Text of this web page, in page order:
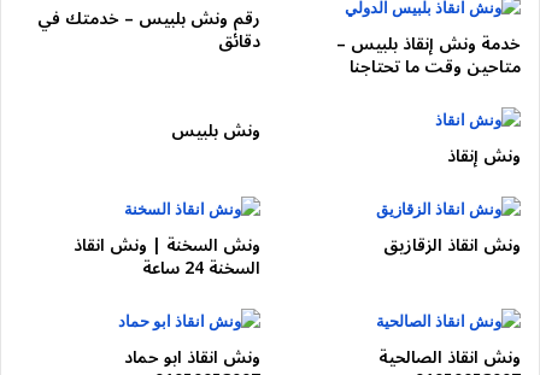
خدمة ونش إنقاذ بلبيس –
متاحين وقت ما تحتاجنا
رقم ونش بلبيس – خدمتك في
دقائق
ونش إنقاذ
ونش بلبيس
ونش انقاذ الزقازيق ونش السخنة | ونش انقاذ
السخنة 24 ساعة
ونش انقاذ الصالحية ونش انقاذ ابو حماد